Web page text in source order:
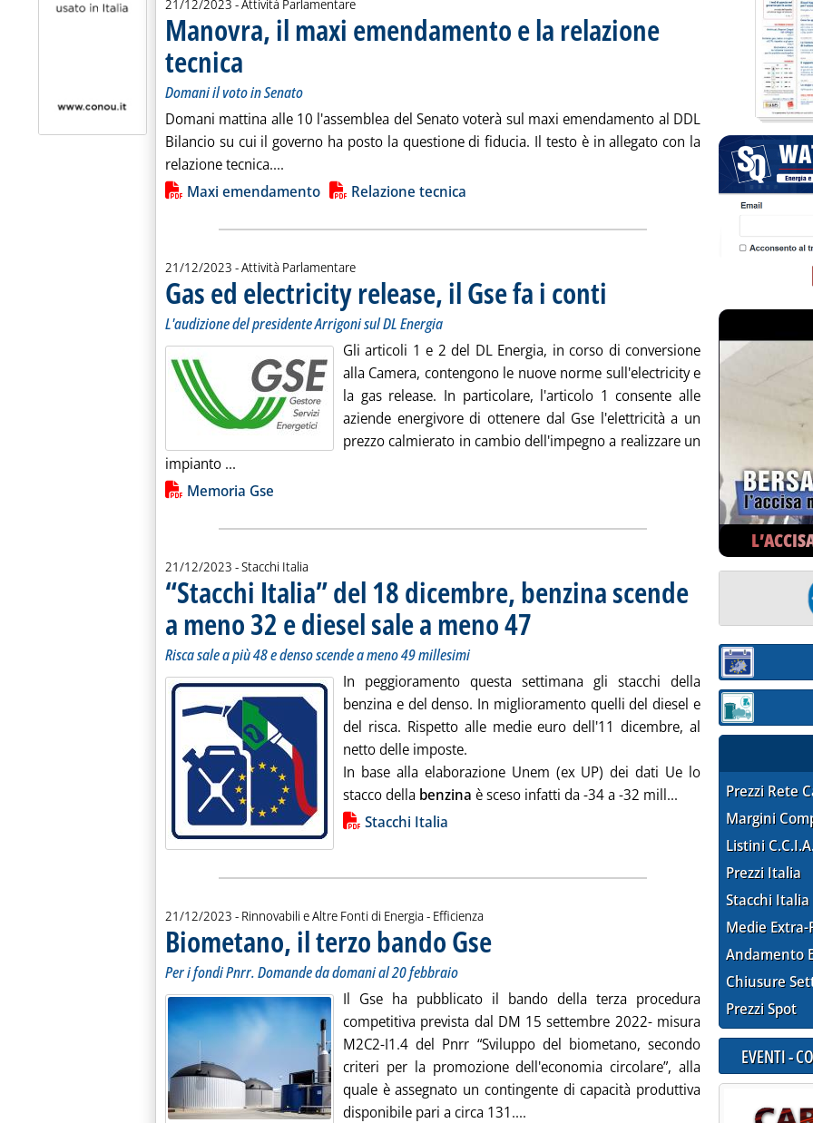
21/12/2023 - Attività Parlamentare
Manovra, il maxi emendamento e la relazione
tecnica
Domani il voto in Senato
Domani mattina alle 10 l'assemblea del Senato voterà sul maxi emendamento al DDL
Bilancio su cui il governo ha posto la questione di fiducia. Il testo è in allegato con la
relazione tecnica.... Leggi tutta la notizia: 'Manovra, il maxi emendamento e la relazione tecnica '
Lista allegati PDF alla notizia
Maxi emendamento Relazione tecnica
21/12/2023 - Attività Parlamentare
Gas ed electricity release, il Gse fa i conti . Sottotitolo: L'audizione del presidente
. Pubblicata giovedì 21 dicembre 2023 alle
L'audizione del presidente Arrigoni sul DL Energia
Gli articoli 1 e 2 del DL Energia, in corso di conversione
alla Camera, contengono le nuove norme sull'electricity e
la gas release. In particolare, l'articolo 1 consente alle
aziende energivore di ottenere dal Gse l'elettricità a un
prezzo calmierato in cambio dell'impegno a realizzare un
impianto ...
Lista allegati PDF alla notizia
Memoria Gse
21/12/2023 - Stacchi Italia
“Stacchi Italia” del 18 dicembre, benzina scende
a meno 32 e diesel sale a meno 47 . Sottotitolo: Risca sale a più 48 e denso scende a meno 49
Risca sale a più 48 e denso scende a meno 49 millesimi
In peggioramento questa settimana gli stacchi della
benzina e del denso. In miglioramento quelli del diesel e
del risca. Rispetto alle medie euro dell'11 dicembre, al
netto delle imposte.
In base alla elaborazione Unem (ex UP) dei dati Ue lo
stacco della benzina è sceso infatti da -34 a -32 mill... Leggi tutta la
Lista allegati PDF alla notizia
Stacchi Italia
21/12/2023 - Rinnovabili e Altre Fonti di Energia - Efficienza
Biometano, il terzo bando Gse . Sottotitolo: Per i fondi Pnrr. Domande da domani al 20 febbraio
Per i fondi Pnrr. Domande da domani al 20 febbraio
Il Gse ha pubblicato il bando della terza procedura
competitiva prevista dal DM 15 settembre 2022- misura
M2C2-I1.4 del Pnrr “Sviluppo del biometano, secondo
criteri per la promozione dell'economia circolare”, alla
quale è assegnato un contingente di capacità produttiva
disponibile pari a circa 131.... Leggi tutta la notizia: 'Biometano, il terzo
Sezione:
Sezione:
Prezzi Rete
Margini
Listini
Prezzi Italia
Stacchi Italia
Medie Extra-
Andamento
Chiusure
Prezzi Spot
EVENTI -